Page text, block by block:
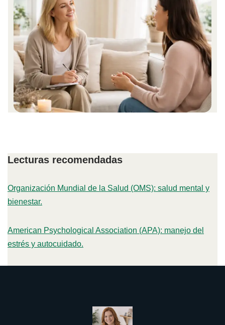
Lecturas recomendadas
Organización Mundial de la Salud (OMS): salud mental y
bienestar.
American Psychological Association (APA): manejo del
estrés y autocuidado.